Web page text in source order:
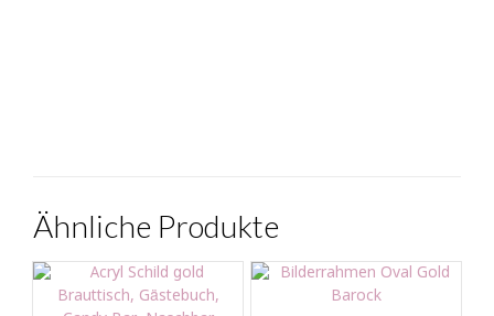
Ähnliche Produkte